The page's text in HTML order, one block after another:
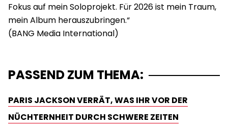
Fokus auf mein Soloprojekt. Für 2026 ist mein Traum,
mein Album herauszubringen.“
PASSEND ZUM THEMA:
PARIS JACKSON VERRÄT, WAS IHR VOR DER
NÜCHTERNHEIT DURCH SCHWERE ZEITEN